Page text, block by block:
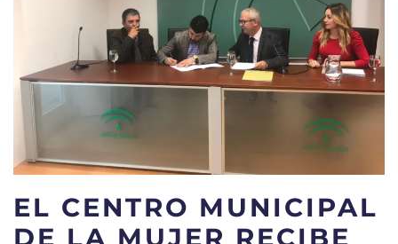
EL CENTRO MUNICIPAL
DE LA MUJER RECIBE